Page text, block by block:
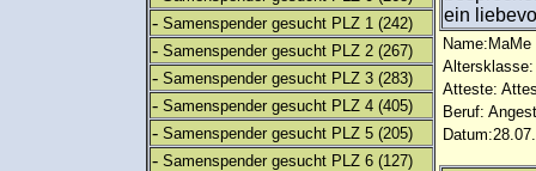
- Samenspender gesucht PLZ 1 (242)
- Samenspender gesucht PLZ 2 (267)
- Samenspender gesucht PLZ 3 (283)
- Samenspender gesucht PLZ 4 (405)
- Samenspender gesucht PLZ 5 (205)
- Samenspender gesucht PLZ 6 (127)
ein
Name:MaMe
Altersklasse:
Atteste:
Beruf: